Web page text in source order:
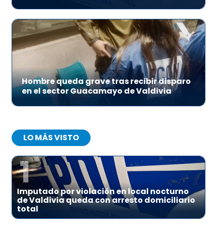
Hombre queda grave tras recibir disparo
en el sector Guacamayo de Valdivia
LO MÁS VISTO
1
Imputado por violación en local nocturno
de Valdivia queda con arresto domiciliario
total